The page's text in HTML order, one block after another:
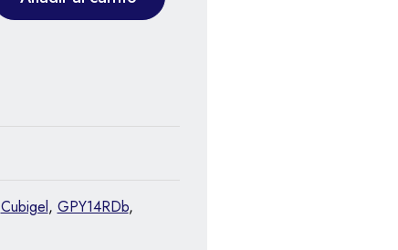
Cubigel, GPY14RDb,